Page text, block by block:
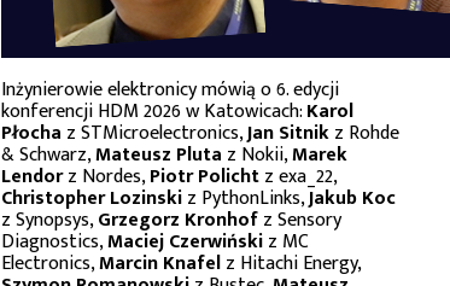
Inżynierowie elektronicy mówią o 6. edycji
konferencji HDM 2026 w Katowicach:Karol
Płocha z STMicroelectronics,Jan Sitnikz Rohde
& Schwarz,Mateusz Pluta z Nokii,Marek
Lendorz Nordes,Piotr Polichtz exa_22,
Christopher Lozinskiz PythonLinks,Jakub Koc
z Synopsys,Grzegorz Kronhofz Sensory
Diagnostics,Maciej Czerwińskiz MC
Electronics,Marcin Knafelz Hitachi Energy,